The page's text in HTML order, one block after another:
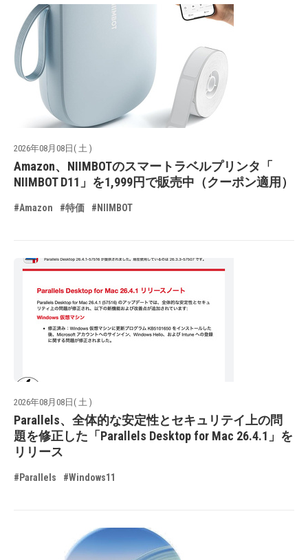
2026年08月08日( 土 )
Amazon、NIIMBOTのスマートラベルプリンタ「
NIIMBOT D11」を1,999円で販売中（クーポン適用）
#Amazon #特価 #NIIMBOT
2026年08月08日( 土 )
Parallels、全体的な安定性とセキュリテイ上の問
題を修正した「Parallels Desktop for Mac 26.4.1」を
リリース
#Parallels #Windows11